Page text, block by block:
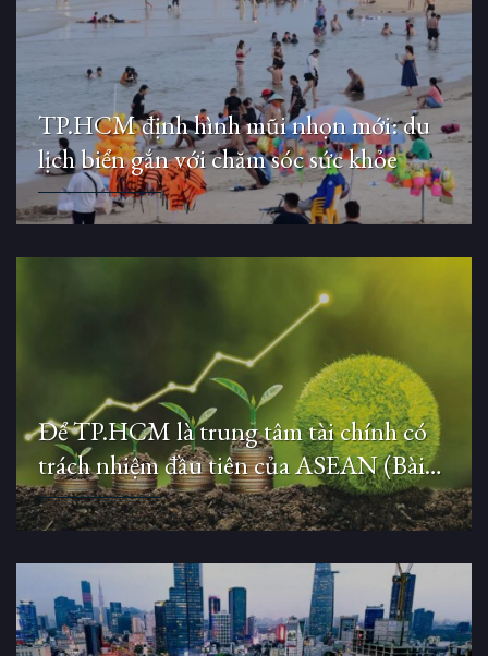
TP.HCM định hình mũi nhọn mới: du
lịch biển gắn với chăm sóc sức khỏe
Để TP.HCM là trung tâm tài chính có
trách nhiệm đầu tiên của ASEAN (Bài
3)